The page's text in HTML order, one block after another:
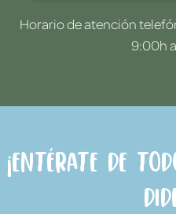
Horario de atención
9:00h
¡Entérate de